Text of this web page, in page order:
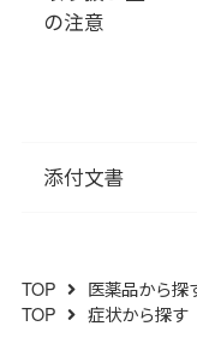
の注意
添付文書
TOP 医薬品から探
TOP
症状から探す